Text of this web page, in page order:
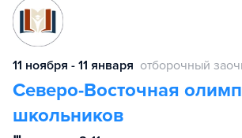
11 ноября - 11 января отборочный
Северо-Восточная
школьников